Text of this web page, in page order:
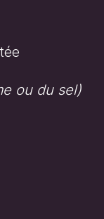
ou du sel)